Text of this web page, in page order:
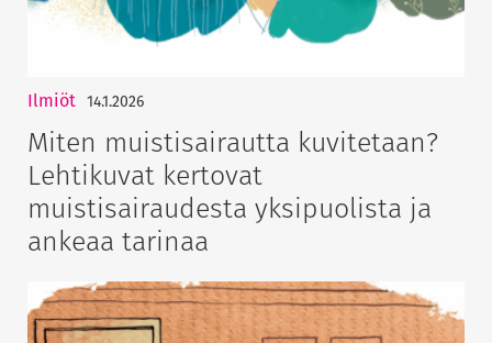
Ilmiöt 14.1.2026
Miten muistisairautta kuvitetaan?
Lehtikuvat kertovat
muistisairaudesta yksipuolista ja
ankeaa tarinaa